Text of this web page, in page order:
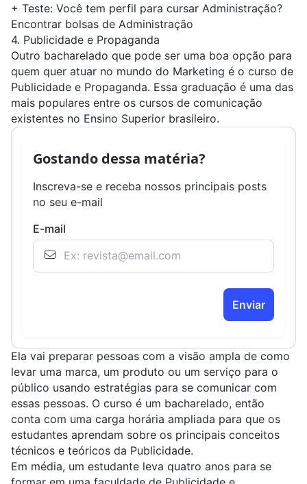
+ Teste: Você tem perfil para cursar Administração?
Encontrar bolsas de Administração
4. Publicidade e Propaganda
Outro bacharelado que pode ser uma boa opção para
quem quer atuar no mundo do Marketing é o curso de
Publicidade e Propaganda. Essa graduação é uma das
mais populares entre os cursos de comunicação
existentes no Ensino Superior brasileiro.
Gostando dessa matéria?
Inscreva-se e receba nossos principais posts
no seu e-mail
E-mail
Enviar
Ela vai preparar pessoas com a visão ampla de como
levar uma marca, um produto ou um serviço para o
público usando estratégias para se comunicar com
essas pessoas. O curso é um bacharelado, então
conta com uma carga horária ampliada para que os
estudantes aprendam sobre os principais conceitos
técnicos e teóricos da Publicidade.
Em média, um estudante leva quatro anos para se